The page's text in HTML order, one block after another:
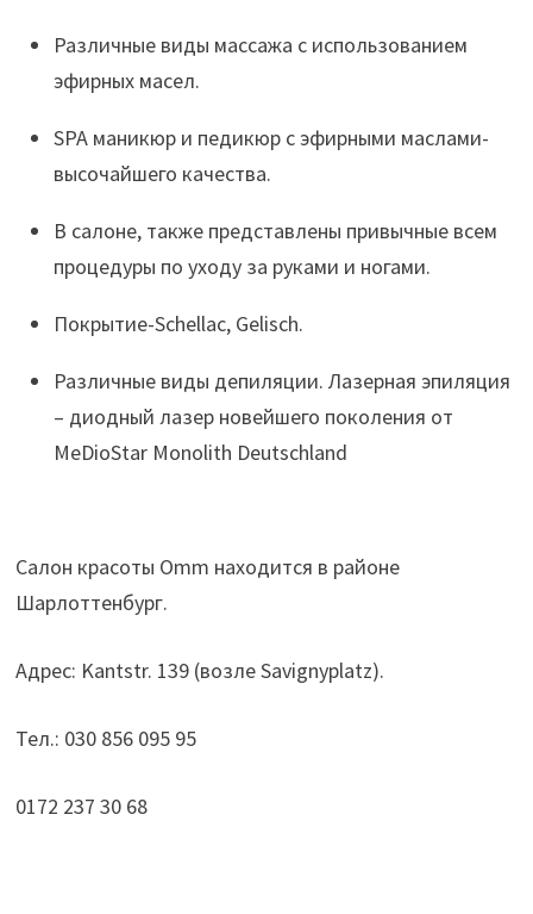
Различные виды массажа с использованием
эфирных масел.
SPA маникюр и педикюр с эфирными маслами-
высочайшего качества.
В салоне, также представлены привычные всем
процедуры по уходу за руками и ногами.
Покрытие-Schellac, Gelisch.
Различные виды депиляции. Лазерная эпиляция
– диодный лазер новейшего поколения от
MeDioStar Monolith Deutschland
Салон красоты Omm находится в районе
Шарлоттенбург.
Адрес: Kantstr. 139 (возле Savignyplatz).
Тел.: 030 856 095 95
0172 237 30 68